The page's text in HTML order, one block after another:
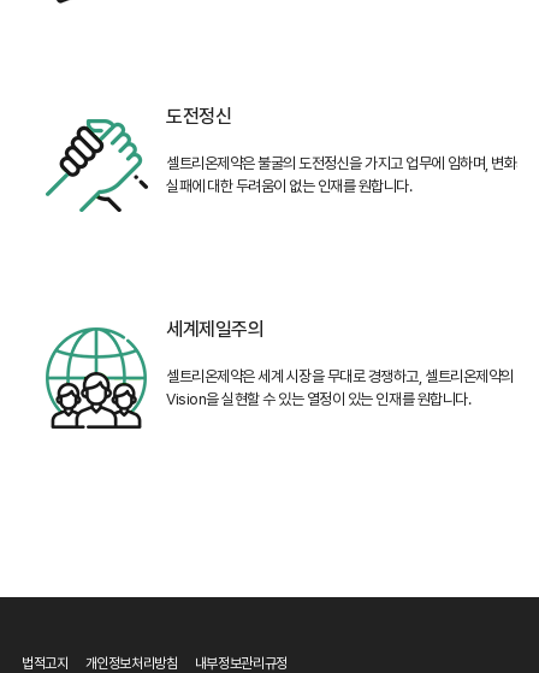
도전정신
셀트리온제약은 불굴의 도전정신을 가지고 업무에 임하며, 변화와
실패에 대한두려움이 없는 인재를 원합니다.
세계제일주의
셀트리온제약은 세계 시장을 무대로경쟁하고, 셀트리온제약의
Vision을 실현할 수 있는열정이 있는 인재를 원합니다.
법적고지 개인정보처리방침 내부정보관리규정